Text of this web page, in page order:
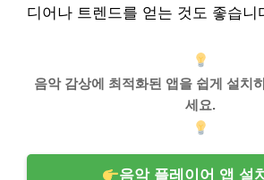
디어나 트렌드를 얻는 것도 좋습니
음악 감상에 최적화된 앱을 쉽게 설치
세요.
음악 플레이어 앱 설